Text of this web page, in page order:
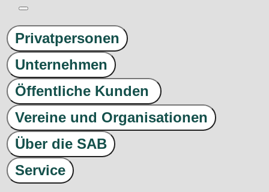
Privatpersonen
Unternehmen
Öffentliche Kunden
Vereine und Organisationen
Über die SAB
Service